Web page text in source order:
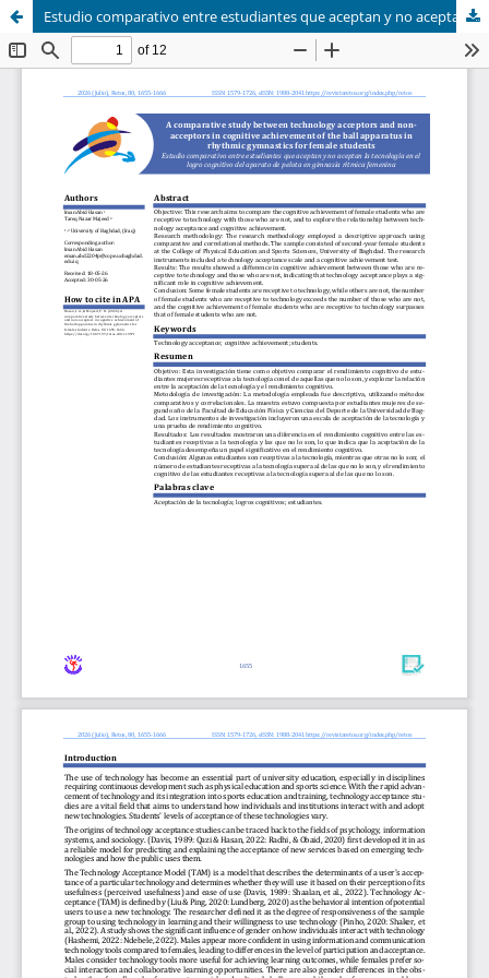
Estudio comparativo entre estudiantes que aceptan y no aceptan la tecnología en el logro cognitivo del aparato de pelota en gimnasia rítmica femenina